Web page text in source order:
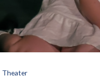
Theater